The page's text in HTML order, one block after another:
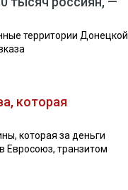
территории Донецкой
которая
которая за деньги
Евросоюз, транзитом